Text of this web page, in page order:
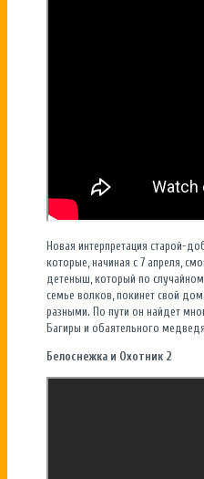
Новая интерпретация старой-
которые, начиная с 7 апреля,
детеныш, который по
семье волков, покинет свой
разными. По пути он найдет
Багиры и обаятельного
Белоснежка и Охотник 2